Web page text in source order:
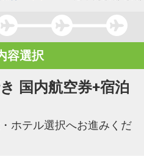
容選択
国内航空券+宿泊
ホテル選択へお進みくだ